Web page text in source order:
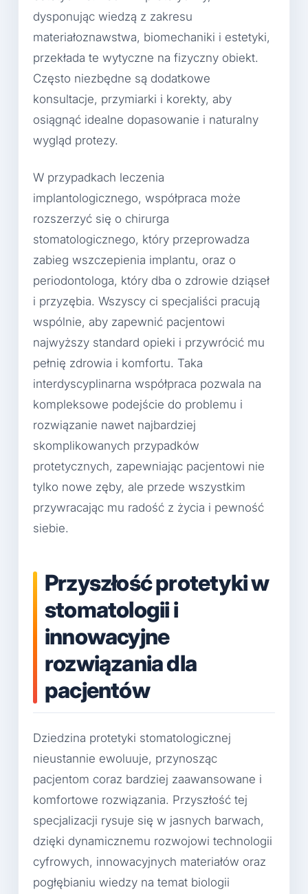
dysponując wiedzą z zakresu
materiałoznawstwa, biomechaniki i estetyki,
przekłada te wytyczne na fizyczny obiekt.
Często niezbędne są dodatkowe
konsultacje, przymiarki i korekty, aby
osiągnąć idealne dopasowanie i naturalny
wygląd protezy.
W przypadkach leczenia
implantologicznego, współpraca może
rozszerzyć się o chirurga
stomatologicznego, który przeprowadza
zabieg wszczepienia implantu, oraz o
periodontologa, który dba o zdrowie dziąseł
i przyzębia. Wszyscy ci specjaliści pracują
wspólnie, aby zapewnić pacjentowi
najwyższy standard opieki i przywrócić mu
pełnię zdrowia i komfortu. Taka
interdyscyplinarna współpraca pozwala na
kompleksowe podejście do problemu i
rozwiązanie nawet najbardziej
skomplikowanych przypadków
protetycznych, zapewniając pacjentowi nie
tylko nowe zęby, ale przede wszystkim
przywracając mu radość z życia i pewność
siebie.
Przyszłość protetyki w
stomatologii i
innowacyjne
rozwiązania dla
pacjentów
Dziedzina protetyki stomatologicznej
nieustannie ewoluuje, przynosząc
pacjentom coraz bardziej zaawansowane i
komfortowe rozwiązania. Przyszłość tej
specjalizacji rysuje się w jasnych barwach,
dzięki dynamicznemu rozwojowi technologii
cyfrowych, innowacyjnych materiałów oraz
pogłębianiu wiedzy na temat biologii